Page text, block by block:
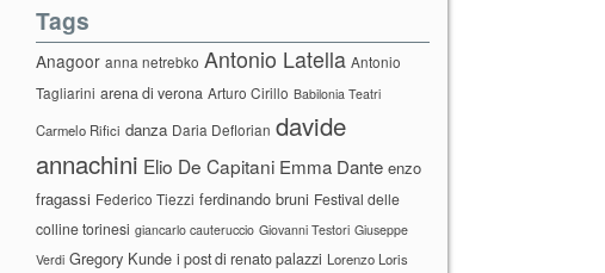
Tags
Anagoor anna netrebko Antonio Latella Antonio
Tagliarini arena di verona Arturo Cirillo Babilonia Teatri
Carmelo Rifici danza Daria Deflorian davide
annachini Elio De Capitani Emma Dante enzo
fragassi Federico Tiezzi ferdinando bruni Festival delle
colline torinesi giancarlo cauteruccio Giovanni Testori Giuseppe
Verdi Gregory Kunde i post di renato palazzi Lorenzo Loris